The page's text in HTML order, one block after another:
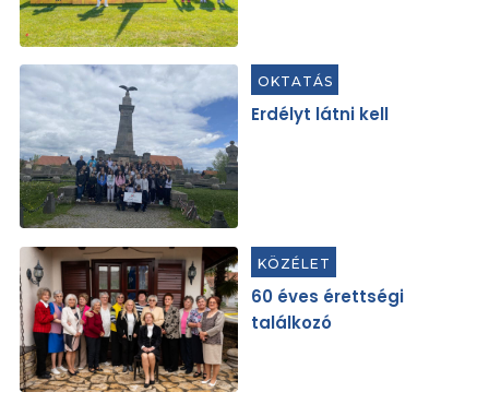
OKTATÁS
Erdélyt látni kell
KÖZÉLET
60 éves érettségi
találkozó